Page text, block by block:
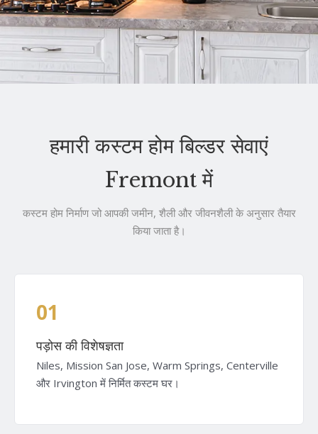
हमारी कस्टम होम बिल्डर सेवाएं
Fremont में
कस्टम होम निर्माण जो आपकी जमीन, शैली और जीवनशैली के अनुसार तैयार
किया जाता है।
01
पड़ोस की विशेषज्ञता
Niles, Mission San Jose, Warm Springs, Centerville
और Irvington में निर्मित कस्टम घर।